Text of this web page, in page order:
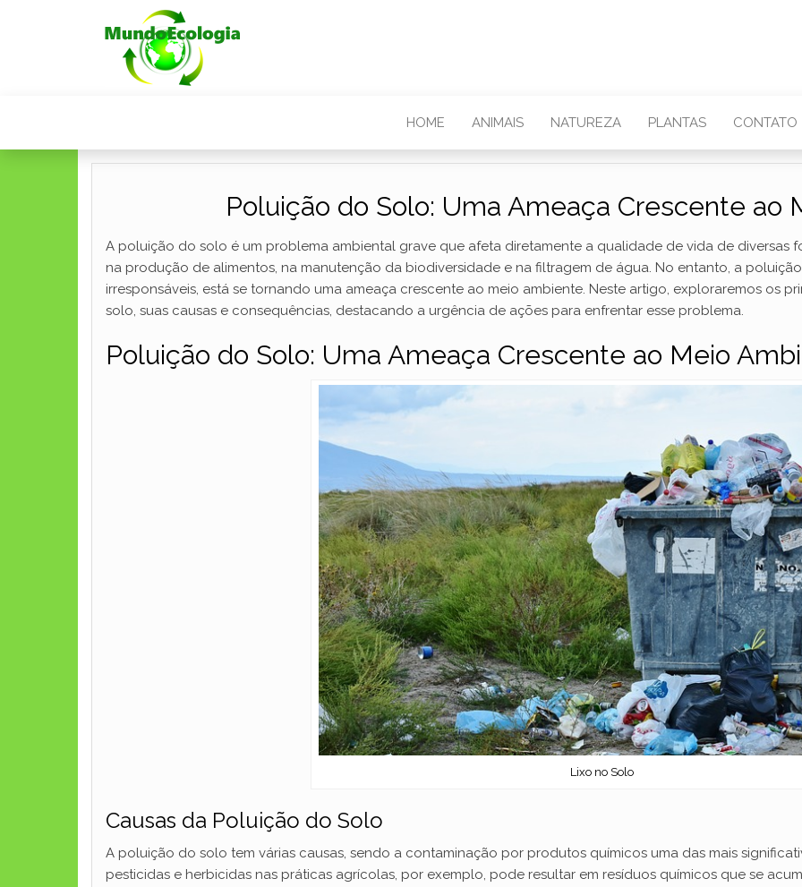
HOME ANIMAIS NATUREZA PLANTAS CONTATO
Poluição do Solo: Uma Ameaça Crescente ao
A poluição do solo é um problema ambiental grave que afeta diretamente a qualidade de vida de diversas
na produção de alimentos, na manutenção da biodiversidade e na filtragem de água. No entanto, a
irresponsáveis, está se tornando uma ameaça crescente ao meio ambiente. Neste artigo, exploraremos os
solo, suas causas e consequências, destacando a urgência de ações para enfrentar esse problema.
Poluição do Solo: Uma Ameaça Crescente ao Meio
Lixo no Solo
Causas da Poluição do Solo
A poluição do solo tem várias causas, sendo a contaminação por produtos químicos uma das mais
pesticidas e herbicidas nas práticas agrícolas, por exemplo, pode resultar em resíduos químicos que se